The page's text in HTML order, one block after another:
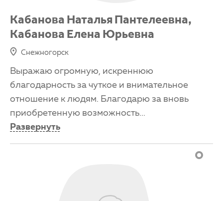
Кабанова Наталья Пантелеевна,
Кабанова Елена Юрьевна
Снежногорск
Выражаю огромную, искреннюю
благодарность за чуткое и внимательное
отношение к людям. Благодарю за вновь
приобретенную возможность...
Развернуть